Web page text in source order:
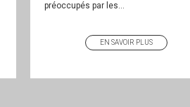
préoccupés par les...
EN SAVOIR PLUS